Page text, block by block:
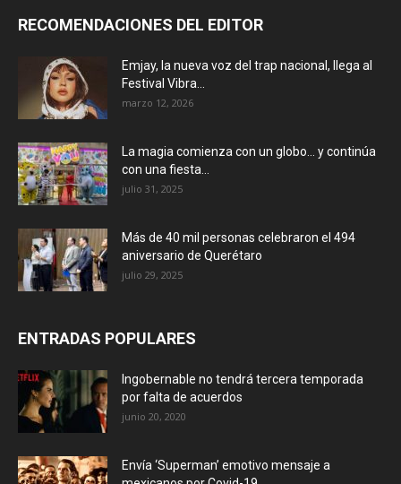
RECOMENDACIONES DEL EDITOR
Emjay, la nueva voz del trap nacional, llega al
Festival Vibra...
marzo 12, 2026
La magia comienza con un globo… y continúa
con una fiesta...
julio 31, 2025
Más de 40 mil personas celebraron el 494
aniversario de Querétaro
julio 29, 2025
ENTRADAS POPULARES
Ingobernable no tendrá tercera temporada
por falta de acuerdos
junio 20, 2020
Envía ‘Superman’ emotivo mensaje a